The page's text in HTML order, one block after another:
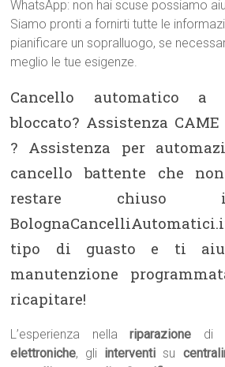
WhatsApp: non hai scuse possiamo
Siamo pronti a fornirti tutte le
pianificare un sopralluogo, se
meglio le tue esigenze.
Cancello automatico a
bloccato? Assistenza
? Assistenza per
cancello battente che
restare chiuso
tipo di guasto e ti
manutenzione
ricapitare!
L’esperienza nellariparazione di
elettroniche, gli interventi su